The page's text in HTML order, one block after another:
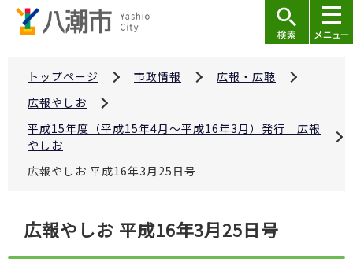
トップページ 市政情報
広報・広聴
広報やしお
平成15年度（平成15年4月～平成16年3月）発行 広報
やしお
広報やしお 平成16年3月25日号
こ
広報やしお 平成16年3月25日号